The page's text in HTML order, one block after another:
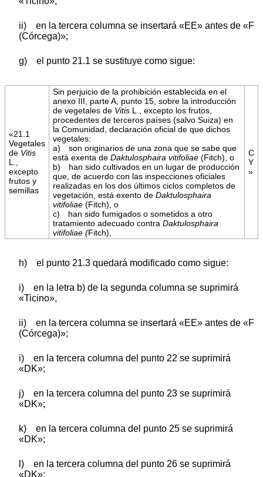
ii) en la tercera columna se insertará «EE» antes de «F
(Córcega)»;
g) el punto 21.1 se sustituye como sigue:
«21.1
Vegetales
de Vitis
L.,
excepto
frutos y
semillas
Sin perjuicio de la prohibición establecida en el
anexo III, parte A, punto 15, sobre la introducción
de vegetales de Vitis L., excepto los frutos,
procedentes de terceros países (salvo Suiza) en
la Comunidad, declaración oficial de que dichos
vegetales:
a) son originarios de una zona que se sabe que
está exenta de Daktulosphaira vitifoliae (Fitch), o
b) han sido cultivados en un lugar de producción
que, de acuerdo con las inspecciones oficiales
realizadas en los dos últimos ciclos completos de
vegetación, está exento de Daktulosphaira
vitifoliae (Fitch), o
c) han sido fumigados o sometidos a otro
tratamiento adecuado contra Daktulosphaira
vitifoliae (Fitch),
C
Y
»
h) el punto 21.3 quedará modificado como sigue:
i) en la letra b) de la segunda columna se suprimirá
«Ticino»,
ii) en la tercera columna se insertará «EE» antes de «F
(Córcega)»;
i) en la tercera columna del punto 22 se suprimirá
«DK»;
j) en la tercera columna del punto 23 se suprimirá
«DK»;
k) en la tercera columna del punto 25 se suprimirá
«DK»;
l) en la tercera columna del punto 26 se suprimirá
«DK»;